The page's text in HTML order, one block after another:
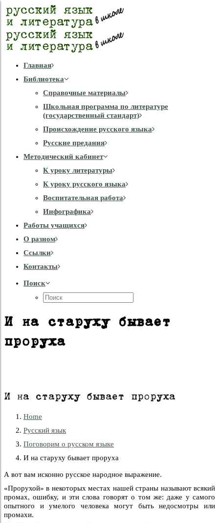
Главная
Библиотека
Справочные материалы
Школьная программа по литературе
(государственный стандарт)
Происхождение русского языка
Русские предания
Методический кабинет
К уроку литературы
К уроку русского языка
Воспитательная работа
Инфографика
Работы учащихся
О разном
Cсылки
Контакты
Поиск
И на старуху бывает
проруха
И на старуху бывает проруха
Home
Русский язык
Поговорим о русском языке
И на старуху бывает проруха
А вот вам исконно русское народное выражение.
«Прорухой» в некоторых местах нашей страны называют всякий
промах, ошибку, и эти слова говорят о том же: даже у самого
опытного и уме­лого человека могут быть недосмотры или
промахи.